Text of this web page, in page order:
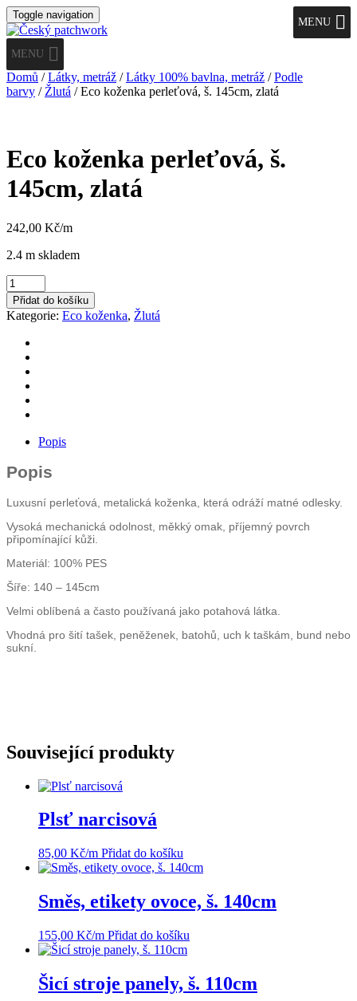
Toggle navigation
MENU
MENU
Domů /Látky, metráž /Látky 100% bavlna, metráž /Podle
barvy / Žlutá / Eco koženka perleťová, š. 145cm, zlatá
Eco koženka perleťová, š.
145cm, zlatá
242,00 Kč/m
2.4 m skladem
Eco
koženka
perleťová,
š.
145cm,
zlatá
množství
Přidat do košíku
Kategorie: Eco koženka, Žlutá
Popis
Popis
Luxusní perleťová, metalická koženka, která odráží matné odlesky.
Vysoká mechanická odolnost, měkký omak, příjemný povrch
připomínající kůži.
Materiál: 100% PES
Šíře: 140 – 145cm
Velmi oblíbená a často používaná jako potahová látka.
Vhodná pro šití tašek, peněženek, batohů, uch k taškám, bund nebo
sukní.
Související produkty
Plsť narcisová
85,00 Kč/m Přidat do košíku
Směs, etikety ovoce, š. 140cm
155,00 Kč/m Přidat do košíku
Šicí stroje panely, š. 110cm